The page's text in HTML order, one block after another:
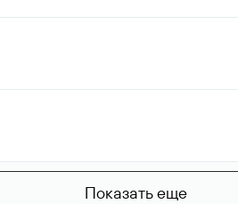
Показать еще